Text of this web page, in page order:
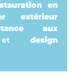
en
extérieur
aux
design